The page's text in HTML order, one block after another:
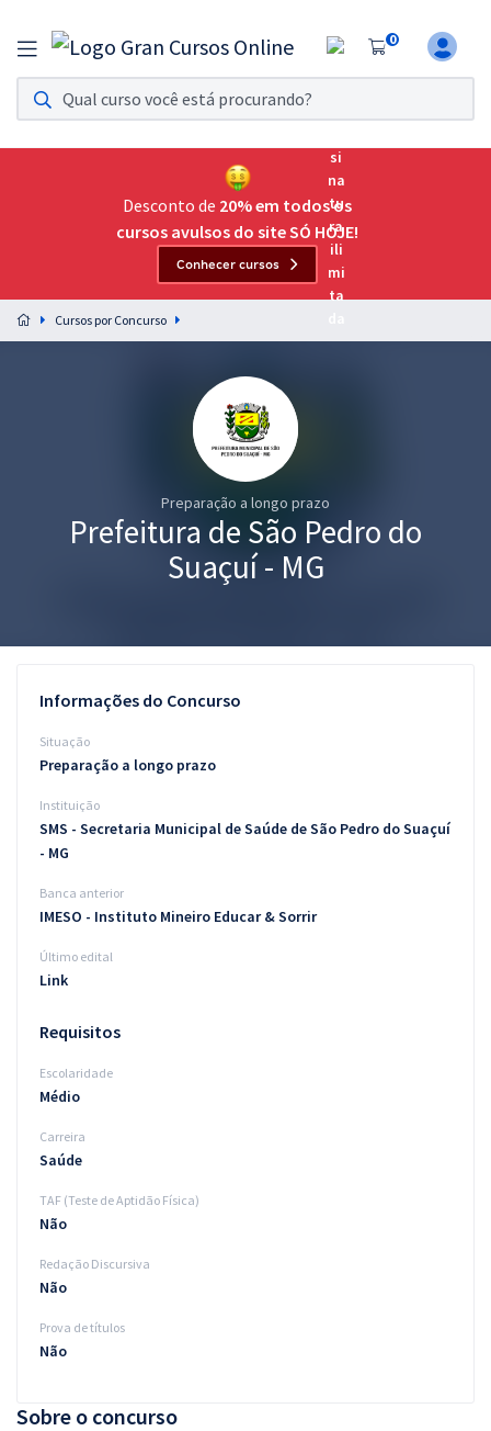
0
Assinatura Ilimitada 11
Acesso a todos os cursos. Teste grátis por 7 dias!
Assinatura OAB Até Passar
Acesso ilimitado a toda preparação para o Exame da
Preparação completa e intensiva para as principais
residências em saúde do Brasil
Conteúdo gratuito
Blog
Aprovados
Atendimento
Desconto de 20% em todos os
cursos avulsos do site SÓ HOJE!
Conhecer cursos
Cursos por Concurso
Preparação a longo prazo
Prefeitura de São Pedro do
Suaçuí - MG
Sobre o concurso
Informações do Concurso
Situação
Preparação a longo prazo
Instituição
SMS - Secretaria Municipal de Saúde de São Pedro do Suaçuí
- MG
Banca anterior
IMESO - Instituto Mineiro Educar & Sorrir
Último edital
Link
Requisitos
Escolaridade
Médio
Carreira
Saúde
TAF (Teste de Aptidão Física)
Não
Redação Discursiva
Não
Prova de títulos
Não